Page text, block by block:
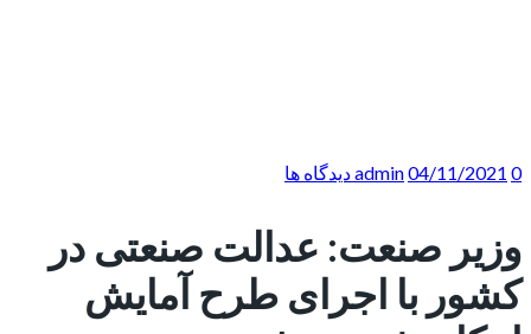
admin04/11/2021 0 دیدگاه ها
وزیر صنعت: عدالت صنعتی در
کشور با اجرای طرح آمایش